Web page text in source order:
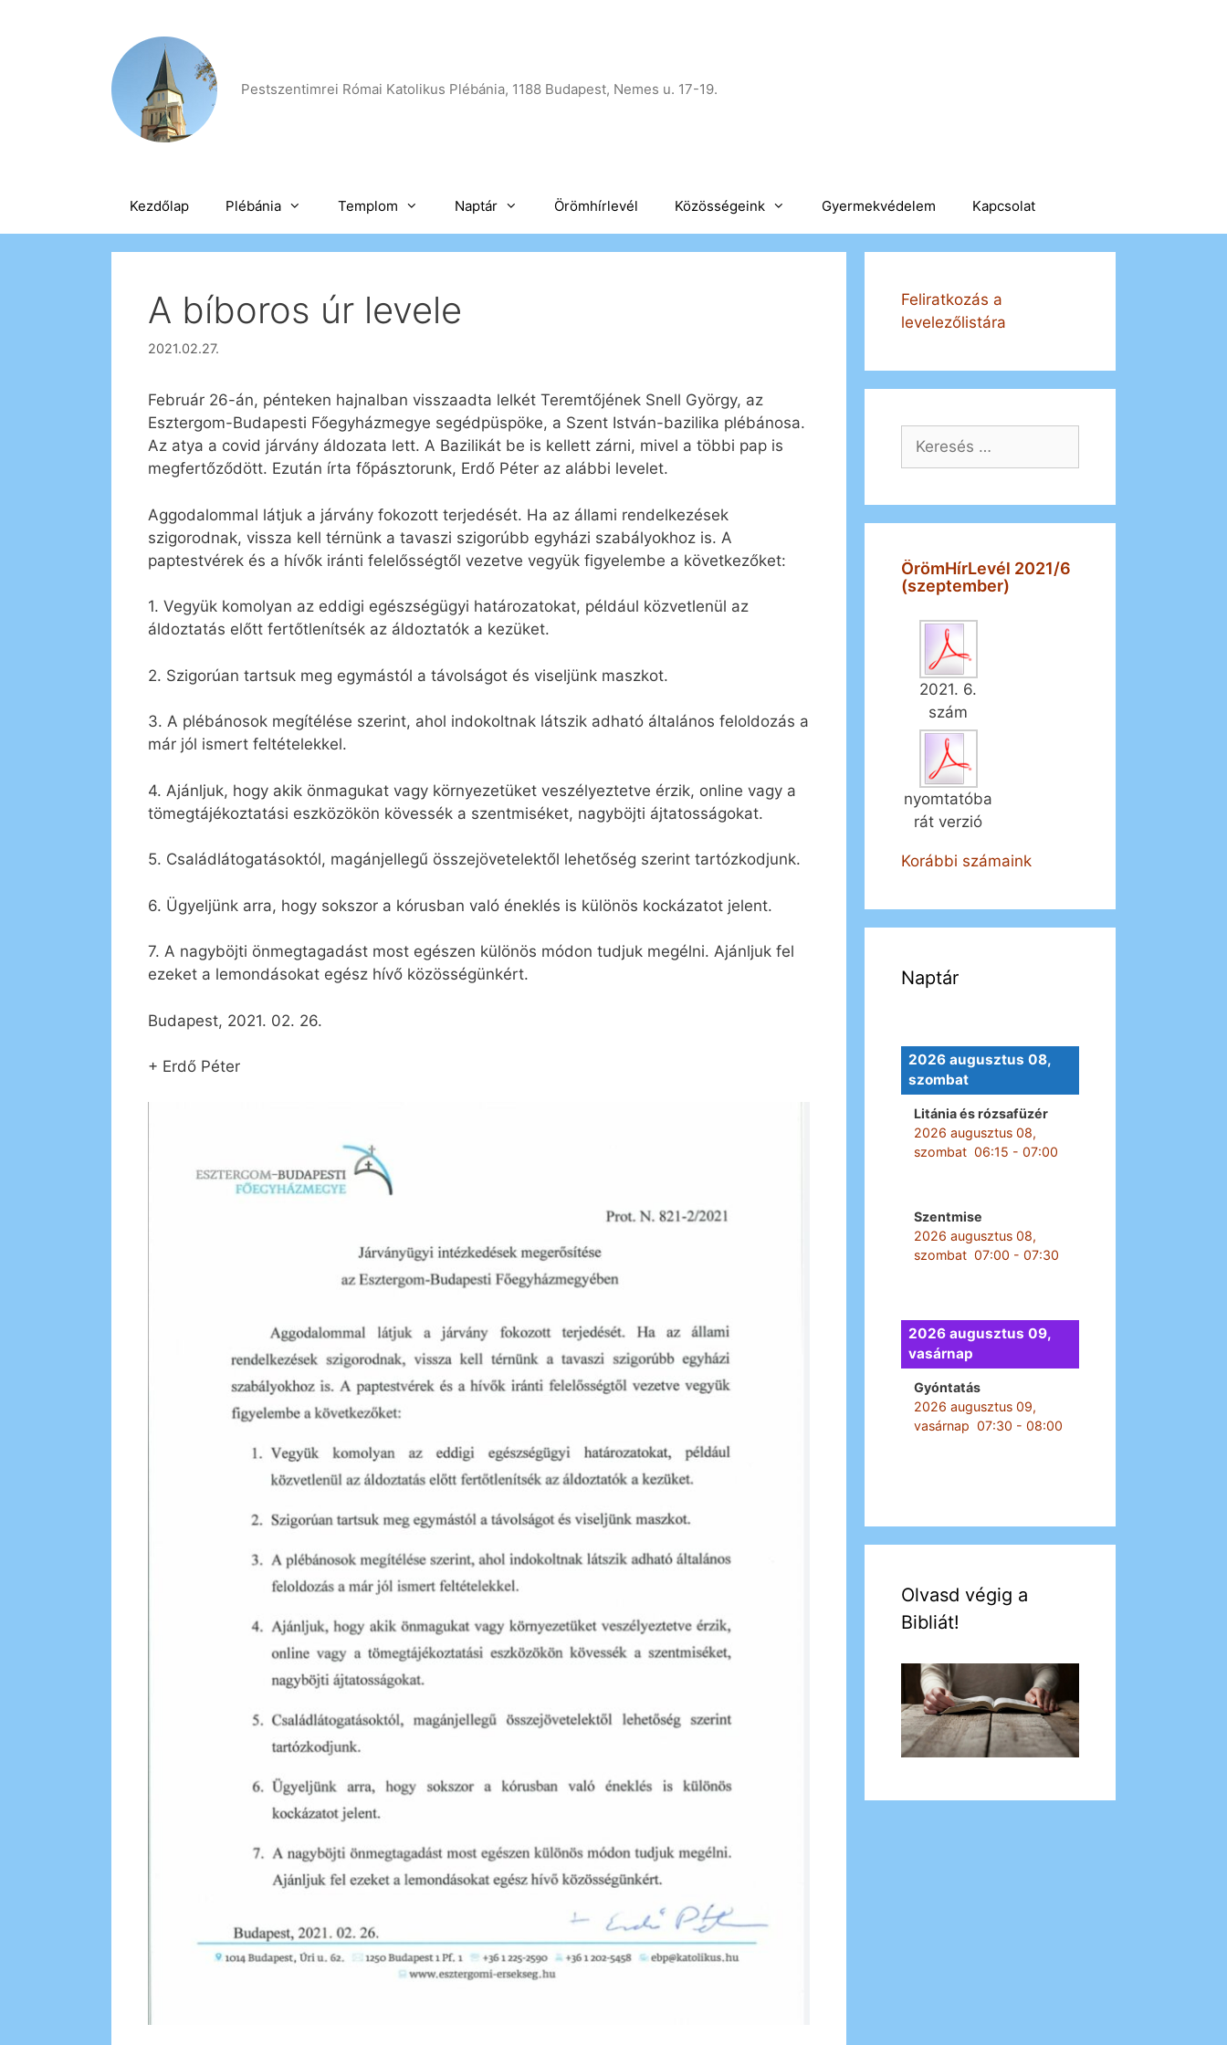
Pestszentimrei Római Katolikus Plébánia, 1188 Budapest, Nemes u. 17-19.
Kezdőlap Plébánia Templom Naptár Örömhírlevél Közösségeink Gyermekvédelem Kapcsolat
A bíboros úr levele
2021.02.27.
Február 26-án, pénteken hajnalban visszaadta lelkét Teremtőjének Snell György, az
Esztergom-Budapesti Főegyházmegye segédpüspöke, a Szent István-bazilika plébánosa.
Az atya a covid járvány áldozata lett. A Bazilikát be is kellett zárni, mivel a többi pap is
megfertőződött. Ezután írta főpásztorunk, Erdő Péter az alábbi levelet.
Aggodalommal látjuk a járvány fokozott terjedését. Ha az állami rendelkezések
szigorodnak, vissza kell térnünk a tavaszi szigorúbb egyházi szabályokhoz is. A
paptestvérek és a hívők iránti felelősségtől vezetve vegyük figyelembe a következőket:
1. Vegyük komolyan az eddigi egészségügyi határozatokat, például közvetlenül az
áldoztatás előtt fertőtlenítsék az áldoztatók a kezüket.
2. Szigorúan tartsuk meg egymástól a távolságot és viseljünk maszkot.
3. A plébánosok megítélése szerint, ahol indokoltnak látszik adható általános feloldozás a
már jól ismert feltételekkel.
4. Ajánljuk, hogy akik önmagukat vagy környezetüket veszélyeztetve érzik, online vagy a
tömegtájékoztatási eszközökön kövessék a szentmiséket, nagyböjti ájtatosságokat.
5. Családlátogatásoktól, magánjellegű összejövetelektől lehetőség szerint tartózkodjunk.
6. Ügyeljünk arra, hogy sokszor a kórusban való éneklés is különös kockázatot jelent.
7. A nagyböjti önmegtagadást most egészen különös módon tudjuk megélni. Ajánljuk fel
ezeket a lemondásokat egész hívő közösségünkért.
Budapest, 2021. 02. 26.
+ Erdő Péter
Feliratkozás a
levelezőlistára
Keresés:
ÖrömHírLevél 2021/6
(szeptember)
2021. 6.
szám
nyomtatóba
rát verzió
Korábbi számaink
Naptár
2026 augusztus 08,
szombat
Litánia és rózsafüzér
2026 augusztus 08,
szombat 06:15 - 07:00
Szentmise
2026 augusztus 08,
szombat 07:00 - 07:30
2026 augusztus 09,
vasárnap
Gyóntatás
2026 augusztus 09,
vasárnap 07:30 - 08:00
Olvasd végig a
Bibliát!